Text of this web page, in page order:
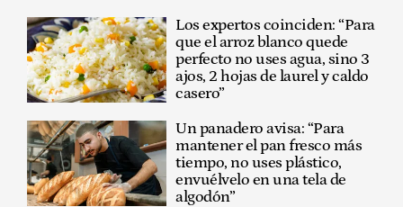
Los expertos coinciden: “Para
que el arroz blanco quede
perfecto no uses agua, sino 3
ajos, 2 hojas de laurel y caldo
casero”
Un panadero avisa: “Para
mantener el pan fresco más
tiempo, no uses plástico,
envuélvelo en una tela de
algodón”